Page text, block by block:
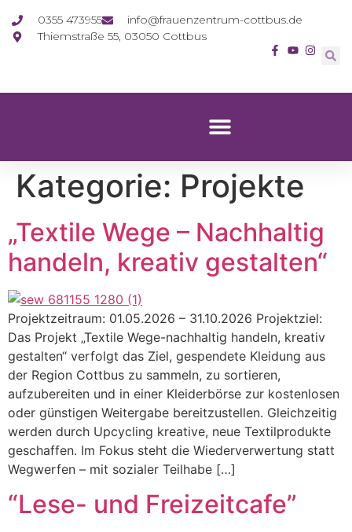
0355 473955
info@frauenzentrum-cottbus.de
Thiemstraße 55, 03050 Cottbus
Kategorie: Projekte
„Textile Wege – Nachhaltig
handeln, kreativ gestalten“
Projektzeitraum: 01.05.2026 – 31.10.2026 Projektziel:
Das Projekt „Textile Wege-nachhaltig handeln, kreativ
gestalten“ verfolgt das Ziel, gespendete Kleidung aus
der Region Cottbus zu sammeln, zu sortieren,
aufzubereiten und in einer Kleiderbörse zur kostenlosen
oder günstigen Weitergabe bereitzustellen. Gleichzeitig
werden durch Upcycling kreative, neue Textilprodukte
geschaffen. Im Fokus steht die Wiederverwertung statt
Wegwerfen – mit sozialer Teilhabe […]
“Lese- und Freizeitcafe”